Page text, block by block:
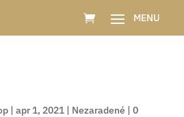
| apr 1, 2021| Nezaradené| 0